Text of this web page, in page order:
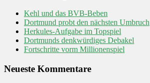
Kehl und das BVB-Beben
Dortmund probt den nächsten Umbruch
Herkules-Aufgabe im Topspiel
Dortmunds denkwürdiges Debakel
Fortschritte vorm Millionenspiel
Neueste Kommentare